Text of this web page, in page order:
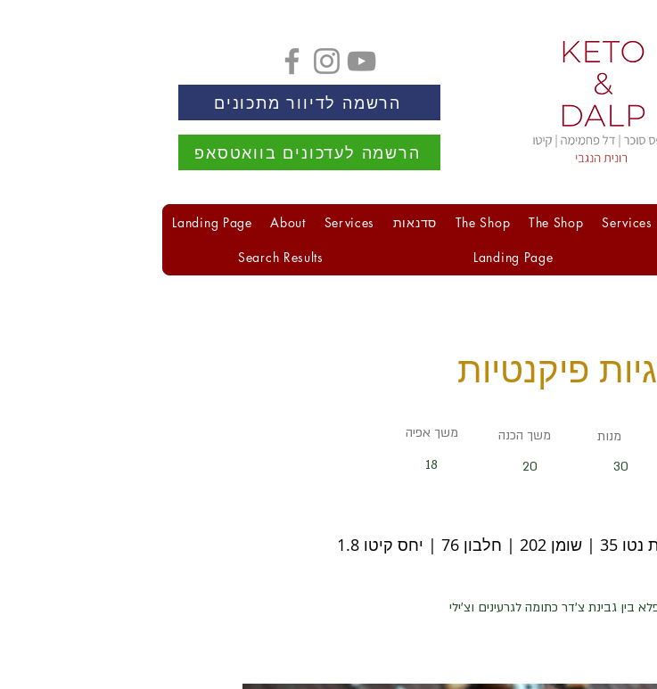
הרשמה לדיוור מתכונים
הרשמה לעדכונים בוואטסאפ
Services
The Shop
The Shop סדנאות Services
About
Landing Page
Landing Page
Search Results
פיקנטיות
משך אפיה
18
משך הכנה
20
מנות
30
בין גבינת צ'דר כתומה לגרעינים וצ'ילי